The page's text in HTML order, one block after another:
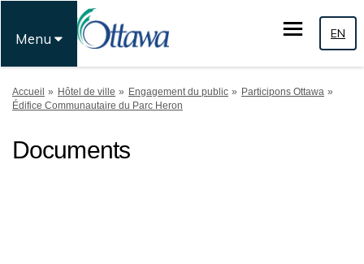
Menu EN
Vous êtes ici:
Accueil Hôtel de ville Engagement du public
Participons Ottawa
Édifice Communautaire du Parc Heron
Documents